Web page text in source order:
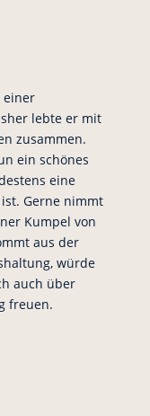
einer
lebte er mit
zusammen.
ein schönes
eine
Gerne nimmt
Kumpel von
aus der
würde
auch über
freuen.